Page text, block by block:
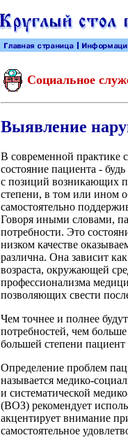
Социальное
Выявление
В современной практике
состояние пациента -
с позиций возникающих
степени, в том или ином
самостоятельно
Говоря иными словами,
потребности. Это
низком качестве
различна. Она зависит
возраста, окружающей
профессионализма
позволяющих свести
Чем точнее и полнее
потребностей, чем
большей степени
Определение проблем
называется медико-
и систематической
(ВОЗ) рекомендует
акцентирует внимание
самостоятельное